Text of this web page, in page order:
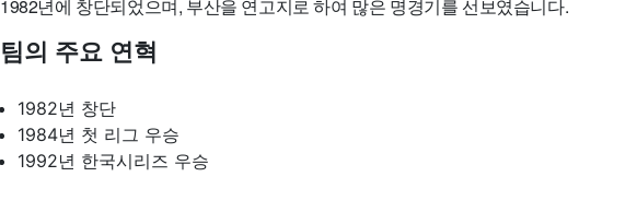
1982년에 창단되었으며, 부산을 연고지로 하여 많은 명경기를 선보였습니다.
팀의 주요 연혁
1982년 창단
1984년 첫 리그 우승
1992년 한국시리즈 우승